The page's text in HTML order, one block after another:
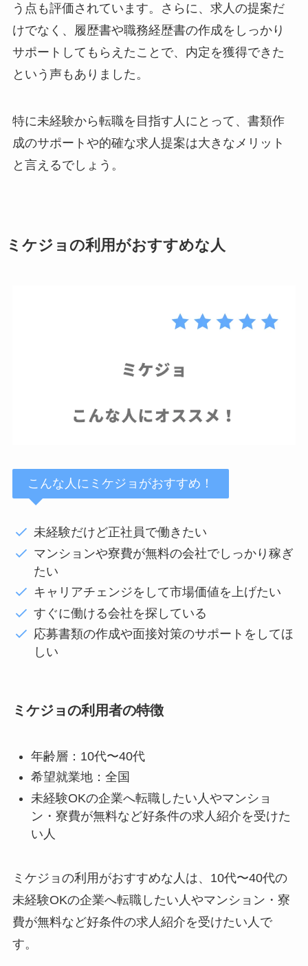
う点も評価されています。さらに、求人の提案だ
けでなく、履歴書や職務経歴書の作成をしっかり
サポートしてもらえたことで、内定を獲得できた
という声もありました。
特に未経験から転職を目指す人にとって、書類作
成のサポートや的確な求人提案は大きなメリット
と言えるでしょう。
ミケジョの利用がおすすめな人
こんな人にミケジョがおすすめ！
未経験だけど正社員で働きたい
マンションや寮費が無料の会社でしっかり稼ぎ
たい
キャリアチェンジをして市場価値を上げたい
すぐに働ける会社を探している
応募書類の作成や面接対策のサポートをしてほ
しい
ミケジョの利用者の特徴
年齢層：10代〜40代
希望就業地：全国
未経験OKの企業へ転職したい人やマンショ
ン・寮費が無料など好条件の求人紹介を受けた
い人
ミケジョの利用がおすすめな人は、10代〜40代の
未経験OKの企業へ転職したい人やマンション・寮
費が無料など好条件の求人紹介を受けたい人で
す。